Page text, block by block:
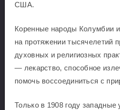
США.
Коренные народы Колумбии
на протяжении тысячелетий
духовных и религиозных
— лекарство, способное
помочь воссоединиться с
Только в 1908 году западные